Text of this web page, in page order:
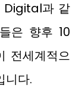
Digital과 같
은 향후 10
전세계적으
니다.